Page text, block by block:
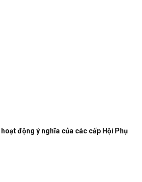
động ý nghĩa của các cấp Hội Phụ